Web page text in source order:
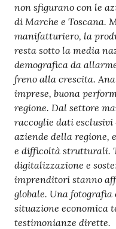
Ac
ce
di
Re
gis
tra
ti
Seguici
su
non sfigurano con le
di Marche e Toscana.
manifatturiero, la
resta sotto la media
demografica da
freno alla crescita.
imprese, buona
regione. Dal settore
raccoglie dati esclusivi
aziende della regione,
e difficoltà strutturali.
digitalizzazione e
imprenditori stanno
globale. Una
situazione economica
testimonianze dirette.